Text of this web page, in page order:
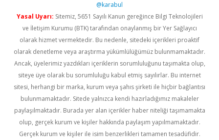
@karabul
Yasal Uyarı: Sitemiz, 5651 Sayılı Kanun gereğince Bilgi Teknolojileri
ve İletişim Kurumu (BTK) tarafından onaylanmış bir Yer Sağlayıcı
olarak hizmet vermektedir. Bu nedenle, sitedeki içerikleri proaktif
olarak denetleme veya araştırma yükümlülüğümüz bulunmamaktadır.
Ancak, üyelerimiz yazdıkları içeriklerin sorumluluğunu taşımakta olup,
siteye üye olarak bu sorumluluğu kabul etmiş sayılırlar. Bu internet
sitesi, herhangi bir marka, kurum veya şahıs şirketi ile hiçbir bağlantısı
bulunmamaktadır. Sitede yalnızca kendi hazırladığımız makaleler
paylaşılmaktadır. Burada yer alan içerikler haber niteliği taşımamakta
olup, gerçek kurum ve kişiler hakkında paylaşım yapılmamaktadır.
Gerçek kurum ve kişiler ile isim benzerlikleri tamamen tesadüfidir.